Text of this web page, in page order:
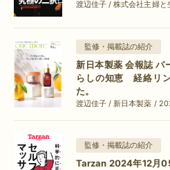
渡辺佳子 / 株式会社主婦
監修・掲載誌の紹介
新日本製薬 会報誌 パ
らしの知恵 経絡リ
た。
渡辺佳子 / 新日本製薬 /
監修・掲載誌の紹介
Tarzan 2024年12月